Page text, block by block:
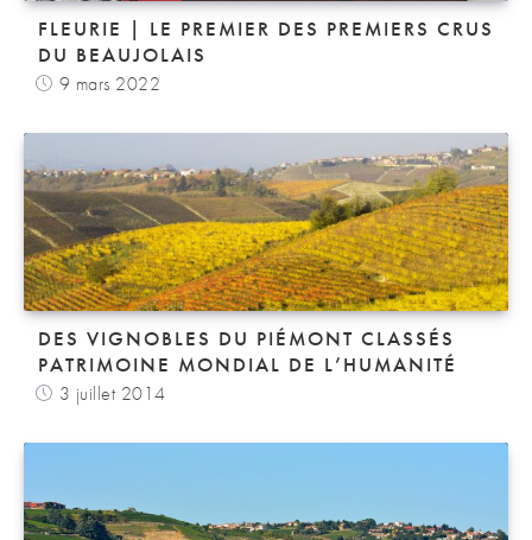
FLEURIE | LE PREMIER DES PREMIERS CRUS
DU BEAUJOLAIS
9 mars 2022
DES VIGNOBLES DU PIÉMONT CLASSÉS
PATRIMOINE MONDIAL DE L’HUMANITÉ
3 juillet 2014